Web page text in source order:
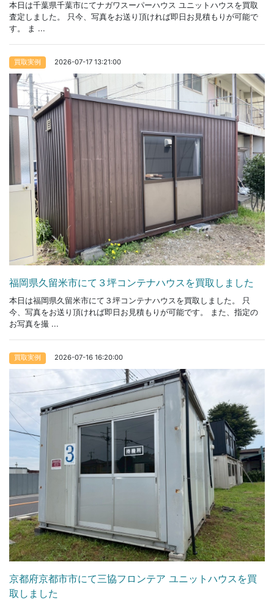
本日は千葉県千葉市にてナガワスーパーハウス ユニットハウスを買取
査定しました。 只今、写真をお送り頂ければ即日お見積もりが可能で
す。 ま ...
買取実例 2026-07-17 13:21:00
福岡県久留米市にて３坪コンテナハウスを買取しました
本日は福岡県久留米市にて３坪コンテナハウスを買取しました。 只
今、写真をお送り頂ければ即日お見積もりが可能です。 また、指定の
お写真を撮 ...
買取実例 2026-07-16 16:20:00
京都府京都市市にて三協フロンテア ユニットハウスを買
取しました